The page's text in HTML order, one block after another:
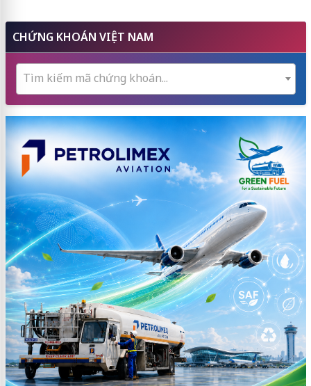
CHỨNG KHOÁN VIỆT NAM
Tìm kiếm mã chứng khoán...